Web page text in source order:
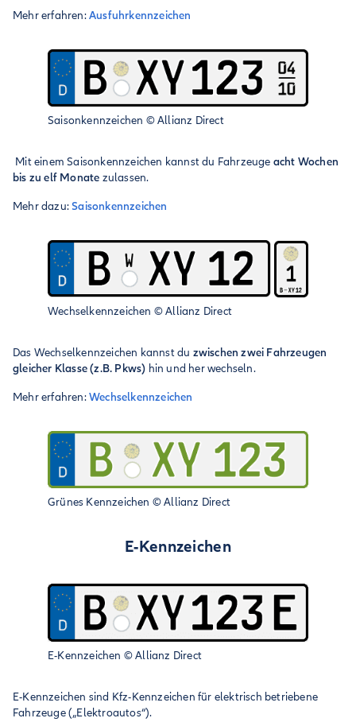
Mehr erfahren:Ausfuhrkennzeichen
Saisonkennzeichen ©Allianz Direct
Mit einem Saisonkennzeichen kannst du Fahrzeuge acht Wochen
bis zu elf Monate zulassen.
Mehr dazu:Saisonkennzeichen
Wechselkennzeichen ©Allianz Direct
Das Wechselkennzeichen kannst du zwischen zwei Fahrzeugen
gleicher Klasse (z.B. Pkws) hin und her wechseln.
Mehr erfahren:Wechselkennzeichen
Grünes Kennzeichen ©Allianz Direct
E-Kennzeichen
E-Kennzeichen ©Allianz Direct
E-Kennzeichen sind Kfz-Kennzeichen für elektrisch betriebene
Fahrzeuge („Elektroautos“).